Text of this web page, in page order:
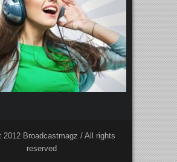
2012 Broadcastmagz / All rights
reserved